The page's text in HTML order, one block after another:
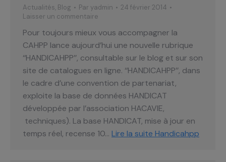
Actualités, Blog Par yadmin
24 février 2014
Laisser un commentaire
Pour toujours mieux vous accompagner la
CAHPP lance aujourd’hui une nouvelle rubrique
‘‘HANDICAHPP’’, consultable sur le blog et sur son
site de catalogues en ligne. ‘‘HANDICAHPP’’, dans
le cadre d’une convention de partenariat,
exploite la base de données HANDICAT
développée par l’association HACAVIE,
techniques). La base HANDICAT, mise à jour en
temps réel, recense 10… Lire la suite Handicahpp